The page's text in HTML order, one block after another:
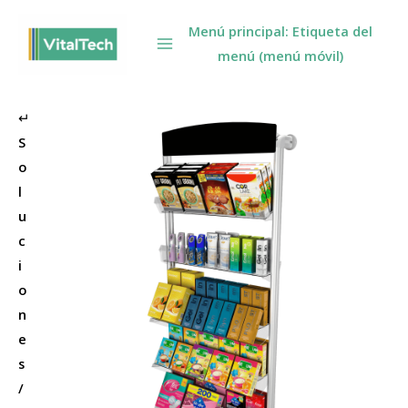
contenido
Menú principal: Etiqueta del
menú (menú móvil)
↵
S
o
l
u
c
i
o
n
e
s
/